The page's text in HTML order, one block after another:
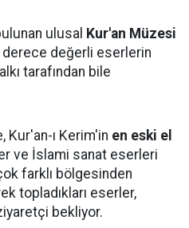
ulusal Kur'an Müzesi
derece değerli eserlerin
tarafından bile
Kur'an-ı Kerim'in en eski el
ve İslami sanat eserleri
farklı bölgesinden
topladıkları eserler,
bekliyor.